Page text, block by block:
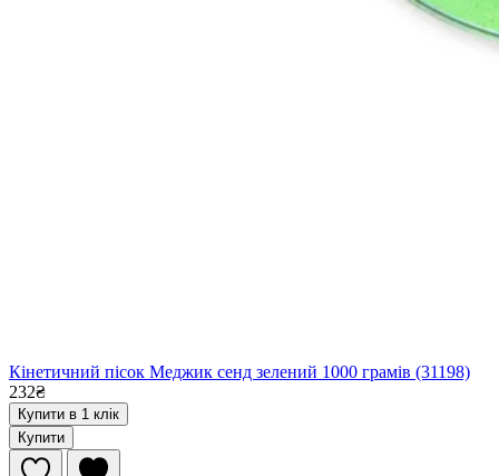
Кінетичний пісок Меджик сенд зелений 1000 грамів (31198)
232₴
Купити в 1 клік
Купити